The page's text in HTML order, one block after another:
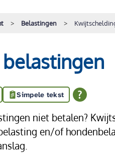
Belastingen
Simpele tekst
niet betalen?
en/of